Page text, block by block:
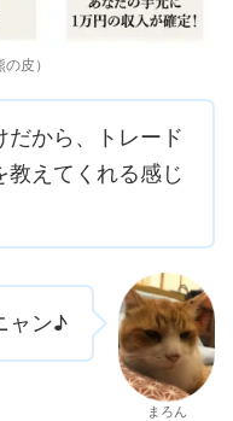
皮）
だから、トレード
教えてくれる感じ
ャン♪
まろん